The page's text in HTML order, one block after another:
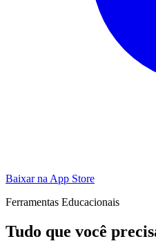
Baixar na App Store
Ferramentas Educacionais
Tudo que você